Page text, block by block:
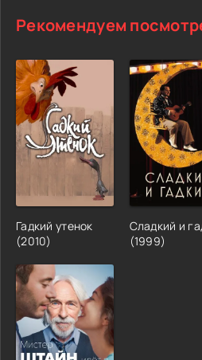
Рекомендуем
Гадкий утенок
(2010)
Сладкий и
(1999)